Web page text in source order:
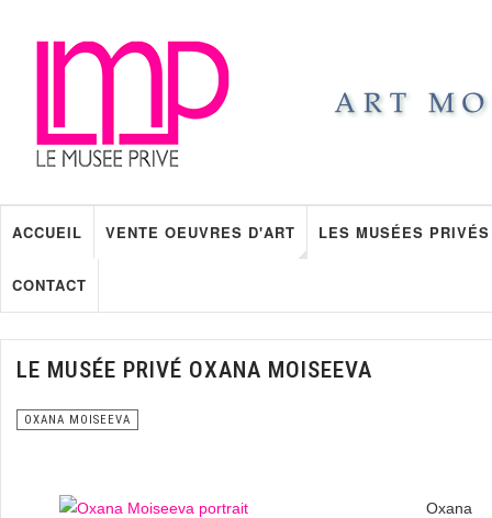
ACCUEIL VENTE OEUVRES D'ART LES MUSÉES PRIVÉS
CONTACT
LE MUSÉE PRIVÉ OXANA MOISEEVA
OXANA MOISEEVA
Oxana